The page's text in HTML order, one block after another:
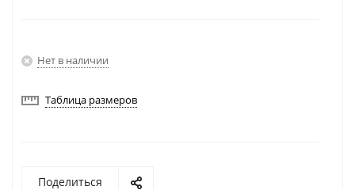
Нет в наличии
Таблица размеров
Поделиться